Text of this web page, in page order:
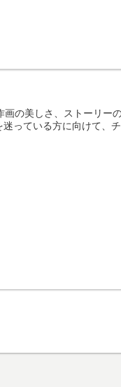
画の美しさ、ストーリー
っている方に向けて、